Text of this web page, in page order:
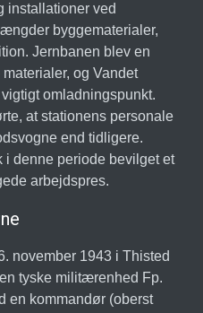
installationer ved
byggematerialer,
Jernbanen blev en
og Vandet
omladningspunkt.
at stationens personale
end tidligere.
i denne periode bevilget et
arbejdspres.
november 1943 i Thisted
tyske militærenhed Fp.
en kommandør (oberst